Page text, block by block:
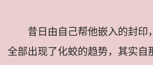
昔日由自己帮他嵌入的封印
全部出现了化蛟的趋势，其实自